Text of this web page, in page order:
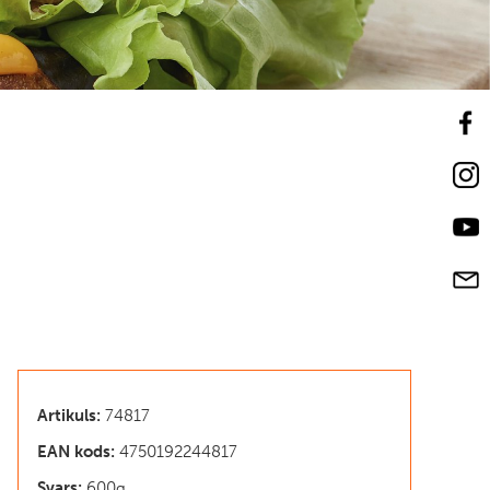
Artikuls: 74817
EAN kods: 4750192244817